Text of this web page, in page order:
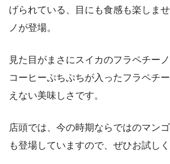
げられている、目にも食感も楽しま
ノが登場。
見た目がまさにスイカのフラペチー
コーヒーぷちぷちが入ったフラペチ
えない美味しさです。
店頭では、今の時期ならではのマン
も登場していますので、ぜひお試しく